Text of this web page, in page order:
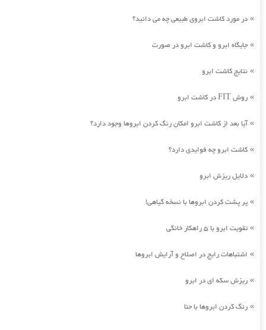
» در مورد کاشت ابروی طبیعی چه می دانید؟
» جایگاه ابرو و کاشت ابرو در صورت
» نتایج کاشت ابرو
» روش FIT در کاشت ابرو
»آیا بعد از کاشت ابرو امکان رنگ کردن ابروها وجود دارد؟
» کاشت ابرو چه فوایدی دارد؟
» دلایل ریزش ابرو
» پر پشت کردن ابروها با نسخه گیاهی!
» تقویت ابرو با 5 راهکار خانگی
» اشتباهات رایج در اصلاح و آرایش ابروها
» ریزش سکه ای در ابرو
» رنگ کردن ابروها با حنا